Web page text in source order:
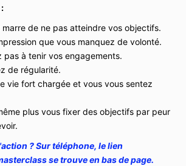
:
marre de ne pas atteindre vos objectifs.
que vous manquez de volonté.
pas à tenir vos engagements.
de régularité.
vie fort chargée et vous vous sentez
plus vous fixer des objectifs par peur
? Sur téléphone, le lien
se trouve en bas de page.